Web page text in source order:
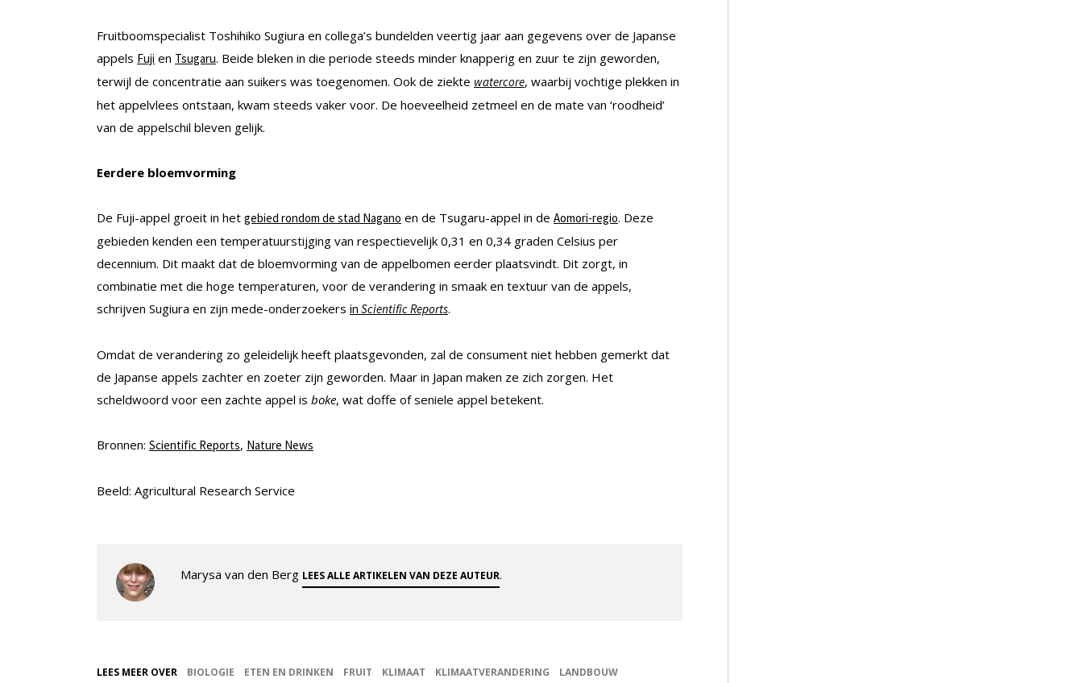
Fruitboomspecialist Toshihiko Sugiura en collega’s bundelden veertig jaar aan gegevens over de Japanse
appels Fuji en Tsugaru. Beide bleken in die periode steeds minder knapperig en zuur te zijn geworden,
terwijl de concentratie aan suikers was toegenomen. Ook de ziekte watercore, waarbij vochtige plekken in
het appelvlees ontstaan, kwam steeds vaker voor. De hoeveelheid zetmeel en de mate van ‘roodheid’
van de appelschil bleven gelijk.
Eerdere bloemvorming
De Fuji-appel groeit in het gebied rondom de stad Nagano en de Tsugaru-appel in de Aomori-regio. Deze
gebieden kenden een temperatuurstijging van respectievelijk 0,31 en 0,34 graden Celsius per
decennium. Dit maakt dat de bloemvorming van de appelbomen eerder plaatsvindt. Dit zorgt, in
combinatie met die hoge temperaturen, voor de verandering in smaak en textuur van de appels,
schrijven Sugiura en zijn mede-onderzoekers in Scientific Reports.
Omdat de verandering zo geleidelijk heeft plaatsgevonden, zal de consument niet hebben gemerkt dat
de Japanse appels zachter en zoeter zijn geworden. Maar in Japan maken ze zich zorgen. Het
scheldwoord voor een zachte appel is boke, wat doffe of seniele appel betekent.
Bronnen: Scientific Reports, Nature News
Beeld: Agricultural Research Service
Marysa van den Berg LEES ALLE ARTIKELEN VAN DEZE AUTEUR.
LEES MEER OVER BIOLOGIE ETEN EN DRINKEN FRUIT KLIMAAT KLIMAATVERANDERING LANDBOUW